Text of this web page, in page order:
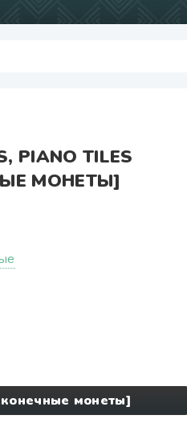
PIANO TILES
МОНЕТЫ]
монеты]